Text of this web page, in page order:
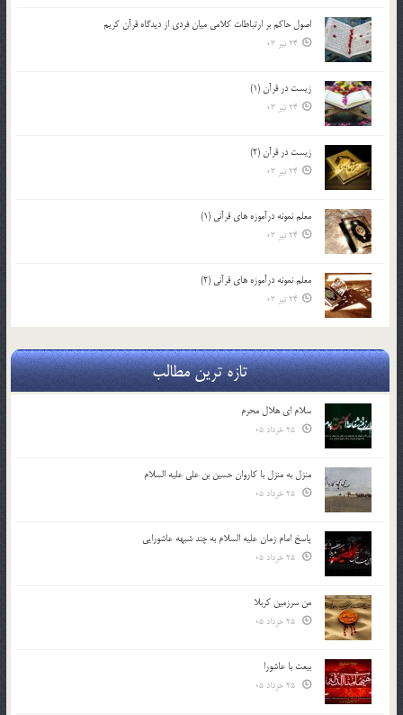
اصول حاكم بر ارتباطات كلامى ميان فردى از ديدگاه قرآن كريم
24 تیر 03
زیست در قرآن (1)
24 تیر 03
زیست در قرآن (2)
24 تیر 03
معلم نمونه درآموزه هاي قرآني (1)
24 تیر 03
معلم نمونه درآموزه هاي قرآني (2)
24 تیر 03
تازه ترین مطالب
سلام ای هلال محرم
منزل به منزل با کاروان حسین بن علی علیه السلام
پاسخ امام زمان علیه السلام به چند شبهه عاشورایی
من سرزمین کربلا
بیعت با عاشورا